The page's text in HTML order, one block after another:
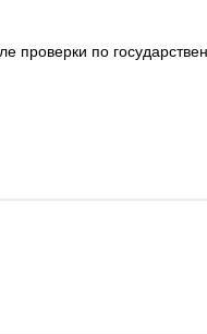
проверки по